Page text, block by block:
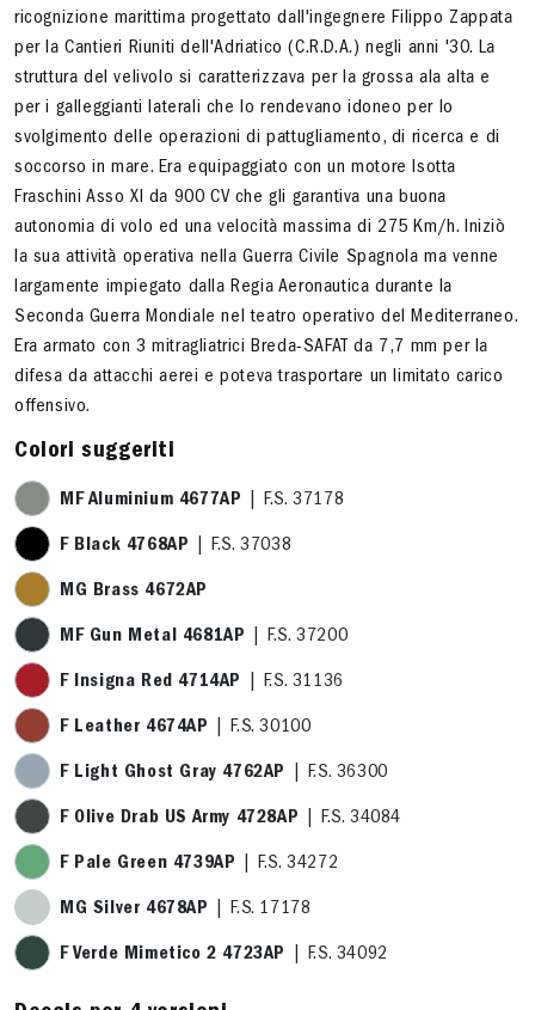
ricognizione marittima progettato dall'ingegnere Filippo Zappata
per la Cantieri Riuniti dell'Adriatico (C.R.D.A.) negli anni '30. La
struttura del velivolo si caratterizzava per la grossa ala alta e
per i galleggianti laterali che lo rendevano idoneo per lo
svolgimento delle operazioni di pattugliamento, di ricerca e di
soccorso in mare. Era equipaggiato con un motore Isotta
Fraschini Asso XI da 900 CV che gli garantiva una buona
autonomia di volo ed una velocità massima di 275 Km/h. Iniziò
la sua attività operativa nella Guerra Civile Spagnola ma venne
largamente impiegato dalla Regia Aeronautica durante la
Seconda Guerra Mondiale nel teatro operativo del Mediterraneo.
Era armato con 3 mitragliatrici Breda-SAFAT da 7,7 mm per la
difesa da attacchi aerei e poteva trasportare un limitato carico
offensivo.
Colori suggeriti
MF Aluminium 4677AP | F.S. 37178
F Black 4768AP | F.S. 37038
MG Brass 4672AP
MF Gun Metal 4681AP | F.S. 37200
F Insigna Red 4714AP | F.S. 31136
F Leather 4674AP | F.S. 30100
F Light Ghost Gray 4762AP | F.S. 36300
F Olive Drab US Army 4728AP | F.S. 34084
F Pale Green 4739AP | F.S. 34272
MG Silver 4678AP | F.S. 17178
F Verde Mimetico 2 4723AP | F.S. 34092